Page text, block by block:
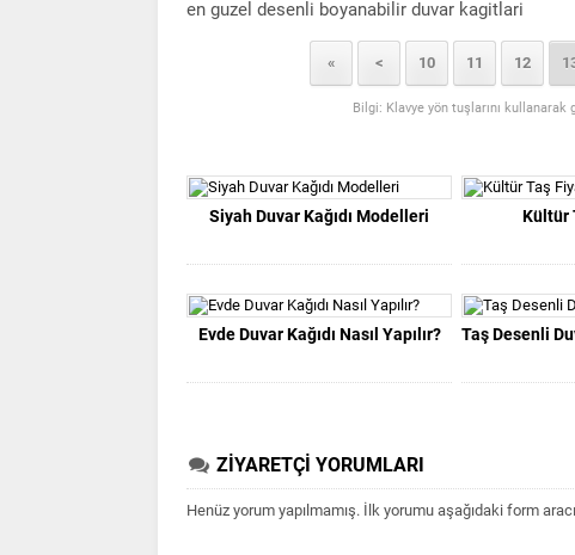
en guzel desenli boyanabilir duvar kagitlari
« < 10 11 12
Bilgi: Klavye yön tuşlarını
Siyah Duvar Kağıdı Modelleri
Kültür
Evde Duvar Kağıdı Nasıl Yapılır?
Taş Desenli
ZİYARETÇİ YORUMLARI
Henüz yorum yapılmamış. İlk yorumu aşağıdaki form